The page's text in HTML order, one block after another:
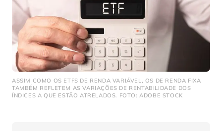
ASSIM COMO OS ETFS DE RENDA VARIÁVEL, OS DE RENDA FIXA
TAMBÉM REFLETEM AS VARIAÇÕES DE RENTABILIDADE DOS
ÍNDICES A QUE ESTÃO ATRELADOS. FOTO: ADOBE STOCK